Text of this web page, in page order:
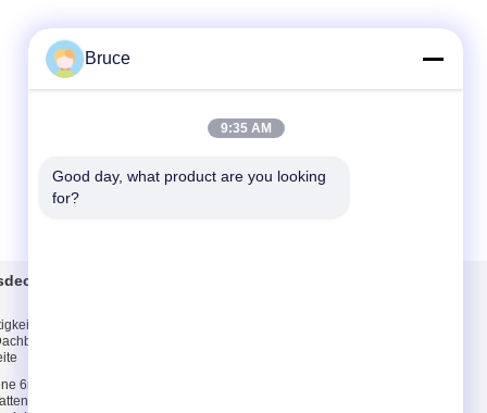
Graue
6 mm *
6mm
Bruce
9:35 AM
Good day, what product are you looking
for?